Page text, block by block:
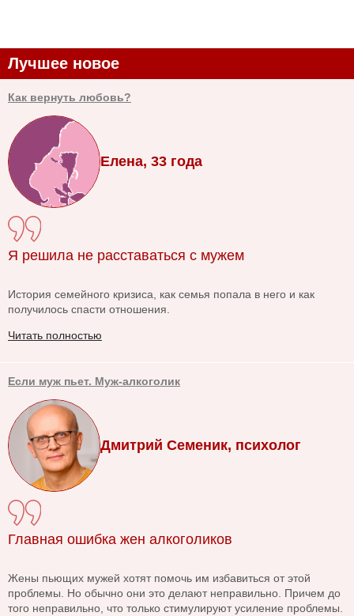
Лучшее новое
Как вернуть любовь?
Елена, 33 года
Я решила не расставаться с мужем
История семейного кризиса, как семья попала в него и как
получилось спасти отношения.
Читать полностью
Если муж пьет. Муж-алкоголик
Дмитрий Семеник, психолог
Главная ошибка жен алкоголиков
Жены пьющих мужей хотят помочь им избавиться от этой
проблемы. Но обычно они это делают неправильно. Причем до
того неправильно, что только стимулируют усиление проблемы.